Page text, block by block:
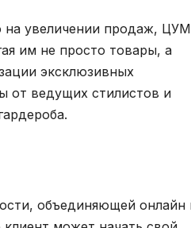
на увеличении продаж, ЦУМ
им не просто товары, а
эксклюзивных
от ведущих стилистов и
объединяющей онлайн